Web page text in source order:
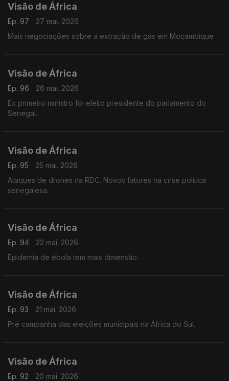
Visão de África
Ep. 97
27 mai. 2026
Mais negociações sobre a extração de gás em Moçambique
Visão de África
Ep. 96
26 mai. 2026
Ex primeiro ministro foi eleito presidente do parlamento do
Senegal.
Visão de África
Ep. 95
25 mai. 2026
Ataques de drones na RDC. Novos fatores na crise política
senegalesa.
Visão de África
Ep. 94
22 mai. 2026
Epidemia de ébola tem mais dimensão .
Visão de África
Ep. 93
21 mai. 2026
Pré campanha das eleições municipais na África do Sul.
Visão de África
Ep. 92
20 mai. 2026